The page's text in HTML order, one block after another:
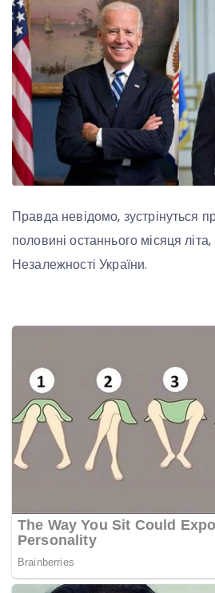
Правда невідомо, зустрінуться
половині останнього місяця
Незалежності України.